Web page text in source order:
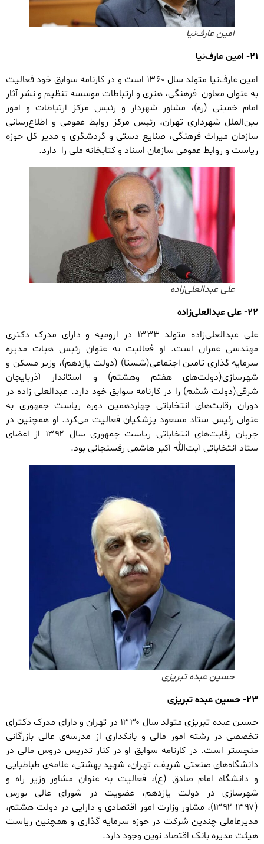
امین عارف‌نیا
۲۱- امین عارف‌نیا
امین عارف‌نیا متولد سال ۱۳۶۰ است و در کارنامه سوابق خود فعالیت
به عنوان معاون فرهنگی، هنری و ارتباطات موسسه تنظیم و نشر آثار
امام خمینی (ره)، مشاور شهردار و رئیس مرکز ارتباطات و امور
بین‌الملل شهرداری تهران، رئیس مرکز روابط عمومی و اطلاع‌رسانی
سازمان میراث فرهنگی، صنایع دستی و گردشگری و مدیر کل حوزه
ریاست و روابط عمومی سازمان اسناد و کتابخانه ملی را دارد.
علی عبدالعلی‌زاده
۲۲- علی عبدالعلی‌زاده
علی عبدالعلی‌زاده متولد ۱۳۳۳ در ارومیه و دارای مدرک دکتری
مهندسی عمران است. او فعالیت به عنوان رئیس هیات مدیره
سرمایه گذاری تامین اجتماعی(شستا) (دولت یازدهم)، وزیر مسکن و
شهرسازی(دولت‌های هفتم وهشتم) و استاندار آذربایجان
شرقی(دولت ششم) را در کارنامه سوابق خود دارد. عبدالعلی زاده در
دوران رقابت‌های انتخاباتی چهاردهمین دوره ریاست جمهوری به
عنوان رئیس ستاد مسعود پزشکیان فعالیت می‌کرد. او همچنین در
جریان رقابت‌های انتخاباتی ریاست جمهوری سال ۱۳۹۲ از اعضای
ستاد انتخاباتی آیت‌الله اکبر هاشمی رفسنجانی بود.
حسین عبده تبریزی
۲۳- حسین عبده تبریزی
حسین عبده تبریزی متولد سال ۱۳۳۰ در تهران و دارای مدرک دکترای
تخصصی در رشته امور مالی و بانکداری از مدرسه‌ی عالی بازرگانی
منچستر است. در کارنامه سوابق او در کنار تدریس دروس مالی در
دانشگاه‌های صنعتی شریف، تهران، شهید بهشتی، علامه‌ی طباطبایی
و دانشگاه امام صادق (ع)، فعالیت به عنوان مشاور وزیر راه و
شهرسازی در دولت یازدهم، عضویت در شورای عالی بورس
(۱۳۹۷-۱۳۹۲)، مشاور وزارت امور اقتصادی و دارایی در دولت هشتم،
مدیرعاملی چندین شرکت در حوزه سرمایه گذاری و همچنین ریاست
هیئت مدیره بانک اقتصاد نوین وجود دارد.